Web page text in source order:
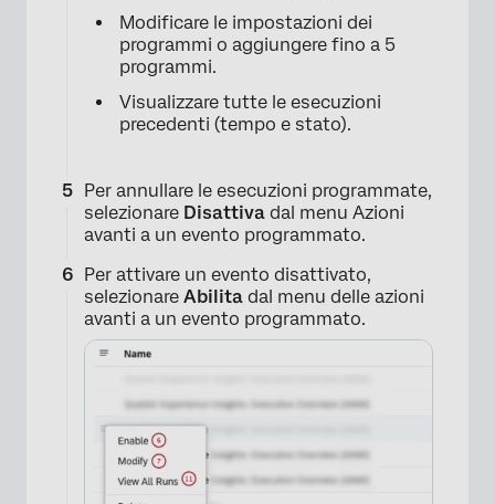
Modificare le impostazioni dei
programmi o aggiungere fino a 5
programmi.
Visualizzare tutte le esecuzioni
precedenti (tempo e stato).
Per annullare le esecuzioni programmate,
selezionare Disattiva dal menu Azioni
avanti a un evento programmato.
Per attivare un evento disattivato,
selezionare Abilita dal menu delle azioni
avanti a un evento programmato.